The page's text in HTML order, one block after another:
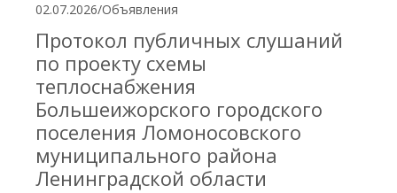
02.07.2026/Объявления
Протокол публичных слушаний
по проекту схемы
теплоснабжения
Большеижорского городского
поселения Ломоносовского
муниципального района
Ленинградской области